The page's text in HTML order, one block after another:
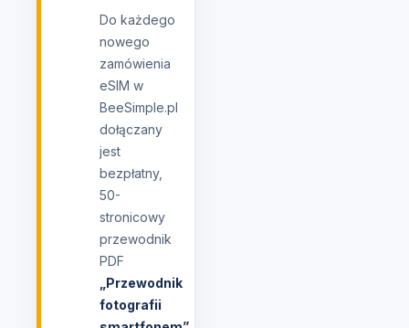
Do każdego
nowego
zamówienia
eSIM w
BeeSimple.pl
dołączany
jest
bezpłatny,
50-
stronicowy
przewodnik
PDF
„Przewodnik
fotografii